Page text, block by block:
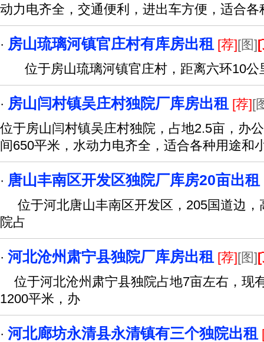
动力电齐全，交通便利，进出车方便，适合各
· 房山琉璃河镇官庄村有库房出租 [荐][图]
位于房山琉璃河镇官庄村，距离六环10公
· 房山闫村镇吴庄村独院厂库房出租 [荐][
位于房山闫村镇吴庄村独院，占地2.5亩，办
间650平米，水动力电齐全，适合各种用途和
· 唐山丰南区开发区独院厂库房20亩出租
位于河北唐山丰南区开发区，205国道边，
院占
· 河北沧州肃宁县独院厂库房出租 [荐][图]
位于河北沧州肃宁县独院占地7亩左右，现
1200平米，办
· 河北廊坊永清县永清镇有三个独院出租